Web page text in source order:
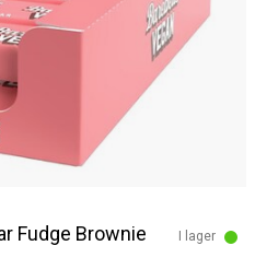
Fudge Brownie
I lager